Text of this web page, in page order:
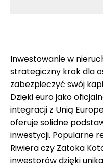
Inwestowanie w
strategiczny krok dla
zabezpieczyć swój
Dzięki euro jako
integracji z Unią
oferuje solidne
inwestycji. Popularne
Riwiera czy Zatoka
inwestorów dzięki